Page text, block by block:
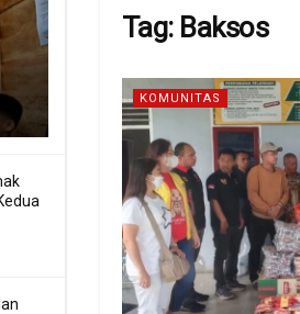
Tag: Baksos
KOMUNITAS